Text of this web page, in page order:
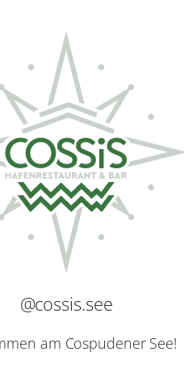
@cossis.see
am Cospudener See!